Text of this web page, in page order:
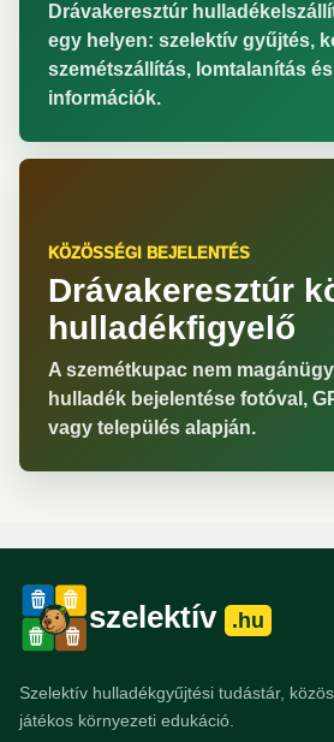
Drávakeresztúr
egy helyen: szelektív gyűjtés,
szemétszállítás, lomtalanítás
információk.
KÖZÖSSÉGI BEJELENTÉS
Drávakeresztúr
hulladékfigyelő
A szemétkupac nem
hulladék bejelentése fotóval,
vagy település alapján.
szelektív .hu
Szelektív hulladékgyűjtési tudástár,
játékos környezeti edukáció.